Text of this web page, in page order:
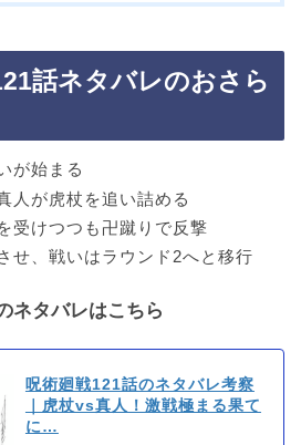
話ネタバレのおさら
が始まる
人が虎杖を追い詰める
受けつつも卍蹴りで反撃
せ、戦いはラウンド2へと移行
ネタバレはこちら
呪術廻戦121話のネタバレ考察
｜虎杖vs真人！激戦極まる果て
に…